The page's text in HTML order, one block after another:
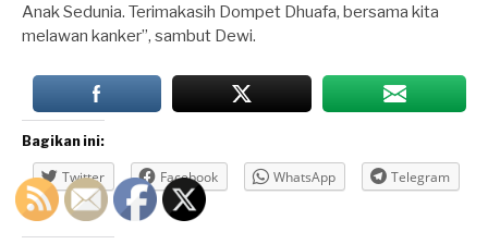
Anak Sedunia. Terimakasih Dompet Dhuafa, bersama kita
melawan kanker”, sambut Dewi.
Bagikan ini:
Twitter Facebook WhatsApp Telegram